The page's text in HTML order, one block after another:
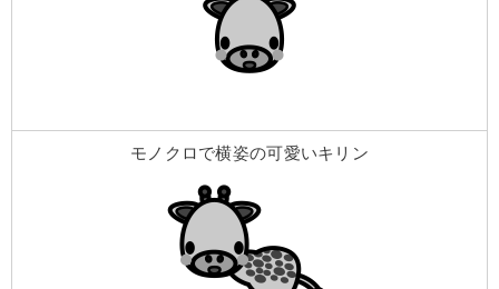
モノクロで横姿の可愛いキリン